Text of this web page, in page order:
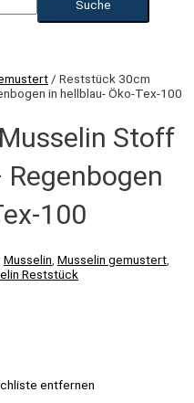
/ Reststück 30cm
in hellblau- Öko-Tex-100
Stoff
100
Musselin Musselin gemustert
Reststück
entfernen